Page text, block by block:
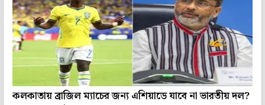
কলকাতায় ব্রাজিল ম্যাচের জন্য এশিয়াডে যাবে না ভারতীয় দল?